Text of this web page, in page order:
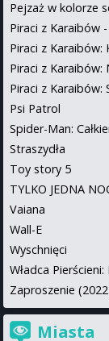
Pejzaż w kolorze
Piraci z Karaibów
Piraci z Karaibów:
Piraci z Karaibów:
Piraci z Karaibów:
Psi Patrol
Spider-Man:
Straszydła
Toy story 5
TYLKO JEDNA
Vaiana
Wall-E
Wyschnięci
Władca
Zaproszenie
Miasta